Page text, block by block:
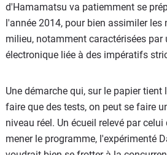
d'Hamamatsu va patiemment se
l'année 2014, pour bien assimiler les
milieu, notamment caractérisées par
électronique liée à des impératifs
Une démarche qui, sur le papier
faire que des tests, on peut se faire
niveau réel. Un écueil relevé par
mener le programme, l'expérimenté